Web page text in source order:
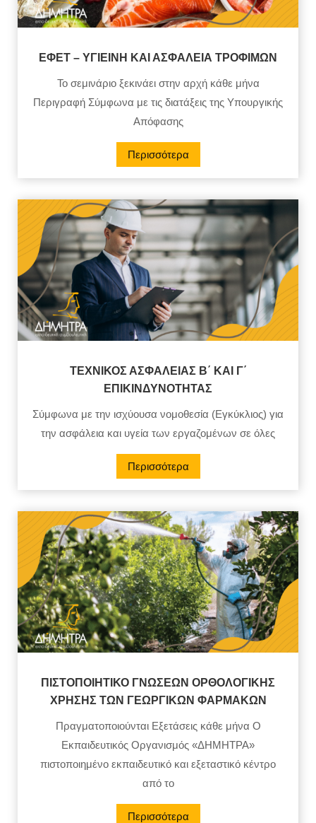
ΕΦΕΤ – ΥΓΙΕΙΝΗ ΚΑΙ ΑΣΦΑΛΕΙΑ ΤΡΟΦΙΜΩΝ
Το σεμινάριο ξεκινάει στην αρχή κάθε μήνα
Περιγραφή Σύμφωνα με τις διατάξεις της Υπουργικής
Απόφασης
Περισσότερα
ΤΕΧΝΙΚΟΣ ΑΣΦΑΛΕΙΑΣ Β΄ ΚΑΙ Γ΄
ΕΠΙΚΙΝΔΥΝΟΤΗΤΑΣ
Σύμφωνα με την ισχύουσα νομοθεσία (Εγκύκλιος) για
την ασφάλεια και υγεία των εργαζομένων σε όλες
Περισσότερα
ΠΙΣΤΟΠΟΙΗΤΙΚΟ ΓΝΩΣΕΩΝ ΟΡΘΟΛΟΓΙΚΗΣ
ΧΡΗΣΗΣ ΤΩΝ ΓΕΩΡΓΙΚΩΝ ΦΑΡΜΑΚΩΝ
Πραγματοποιούνται Εξετάσεις κάθε μήνα Ο
Εκπαιδευτικός Οργανισμός «ΔΗΜΗΤΡΑ»
πιστοποιημένο εκπαιδευτικό και εξεταστικό κέντρο
από το
Περισσότερα